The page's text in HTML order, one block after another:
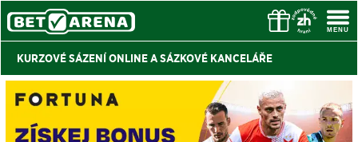
KURZOVÉ SÁZENÍ ONLINE ASÁZKOVÉ KANCELÁŘE